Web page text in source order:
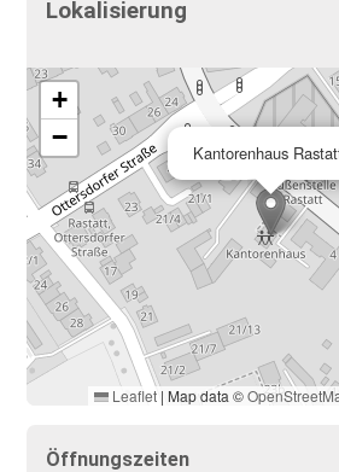
Lokalisierung
Kantorenhaus
+
−
Leaflet | Map data ©
Öffnungszeiten